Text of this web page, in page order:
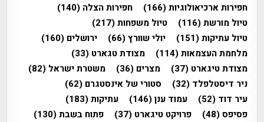
חפירות ארכיאולוגיות(166) חפירות הצלה (140)
טיול מורשת(116) טיול משפחות(217)
טיול עתיקות(151) יולי שוורץ(66) ירושלים (160)
מלחמת העצמאות(114) מצודת טגארט (33)
מצודת טיגארט (37) מצרים (36) משטרת ישראל (82)
ניר דיסטלפלד (32) סטורי של אינסטגרם (62)
עיר דוד (52) עמוד ענן(146) עתיקות(183)
פסיפס(48) פרויקט טיגארט (37) פתוח בשבת(130)